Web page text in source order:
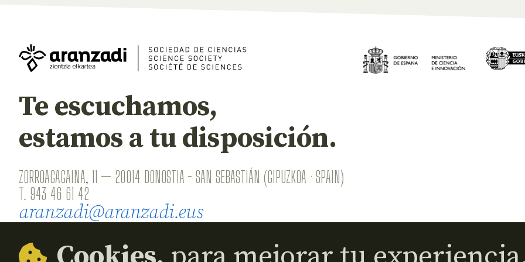
Te escuchamos,
estamos a tu disposición.
ZORROAGAGAINA, 11 — 20014 DONOSTIA - SAN SEBASTIÁN (GIPUZKOA · SPAIN)
T. 943 46 61 42
aranzadi@aranzadi.eus